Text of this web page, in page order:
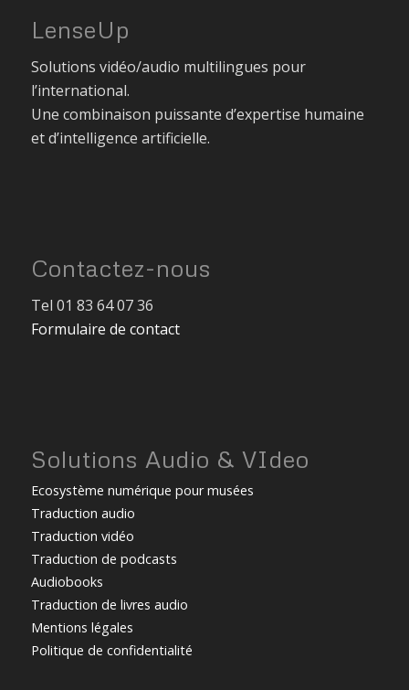
LenseUp
Solutions vidéo/audio multilingues pour
l’international.
Une combinaison puissante d’expertise humaine
et d’intelligence artificielle.
Contactez-nous
Tel 01 83 64 07 36
Formulaire de contact
Solutions Audio & VIdeo
Ecosystème numérique pour musées
Traduction audio
Traduction vidéo
Traduction de podcasts
Audiobooks
Traduction de livres audio
Mentions légales
Politique de confidentialité